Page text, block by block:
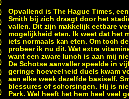
Opvallend is The Hague Times,
Smith bij zich draagt door het
vallen. Dit zijn makkelijk eetbare
mogelijkheid eten. Ik weet dat het
iets normaals kan eten. Om toch
probeer ik nu dit. Wat extra
want een zware lunch is aan mij
De Schotse aanvaller speelde in
geringe hoeveelheid duels kwam
aan elke week dezelfde basiself.
blessures of schorsingen. Hij is
Park. Wel heeft het hem heel veel